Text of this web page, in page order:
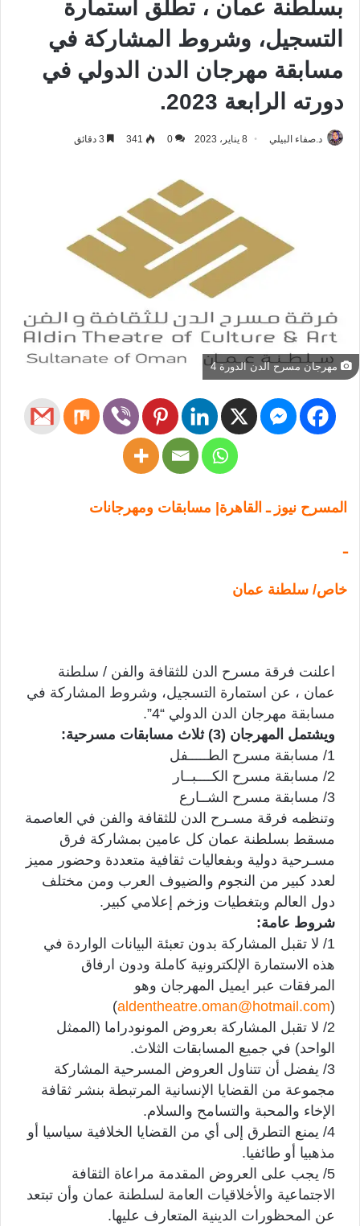
بسلطنة عمان ، تطلق استمارة
التسجيل، وشروط المشاركة في
مسابقة مهرجان الدن الدولي في
دورته الرابعة 2023.
د.صفاء البيلي 8 يناير، 2023 0
341
مهرجان مسرح الدن الدورة 4
المسرح نيوز ـ القاهرة| مسابقات ومهرجانات
ـ
خاص/ سلطنة عمان
اعلنت فرقة مسرح الدن للثقافة والفن / سلطنة
عمان ، عن استمارة التسجيل، وشروط المشاركة في
مسابقة مهرجان الدن الدولي “4”.
ويشتمل المهرجان (3) ثلاث مسابقات مسرحية:
1/ مسابقة مسرح الطـــــفل
2/ مسابقة مسرح الكــــبــار
3/ مسابقة مسرح الشــارع
وتنظمه فرقة مسـرح الدن للثقافة والفن في العاصمة
مسقط بسلطنة عمان كل عامين بمشاركة فرق
مسـرحية دولية وبفعاليات ثقافية متعددة وحضور مميز
لعدد كبير من النجوم والضيوف العرب ومن مختلف
دول العالم وبتغطيات وزخم إعلامي كبير.
شروط عامة:
1/ لا تقبل المشاركة بدون تعبئة البيانات الواردة في
هذه الاستمارة الإلكترونية كاملة ودون ارفاق
المرفقات عبر ايميل المهرجان وهو
(
aldentheatre.oman@hotmail.com
)
2/ لا تقبل المشاركة بعروض المونودراما (الممثل
الواحد) في جميع المسابقات الثلاث.
3/ يفضل أن تتناول العروض المسرحية المشاركة
مجموعة من القضايا الإنسانية المرتبطة بنشر ثقافة
الإخاء والمحبة والتسامح والسلام.
4/ يمنع التطرق إلى أي من القضايا الخلافية سياسيا أو
مذهبيا أو طائفيا.
5/ يجب على العروض المقدمة مراعاة الثقافة
الاجتماعية والأخلاقيات العامة لسلطنة عمان وأن تبتعد
عن المحظورات الدينية المتعارف عليها.